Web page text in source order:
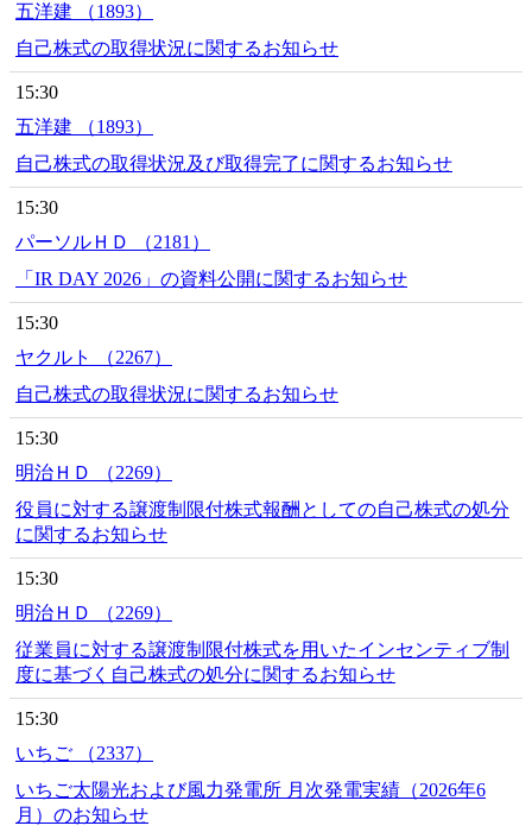
五洋建 （1893）
自己株式の取得状況に関するお知らせ
15:30
五洋建 （1893）
自己株式の取得状況及び取得完了に関するお知らせ
15:30
パーソルＨＤ （2181）
「IR DAY 2026」の資料公開に関するお知らせ
15:30
ヤクルト （2267）
自己株式の取得状況に関するお知らせ
15:30
明治ＨＤ （2269）
役員に対する譲渡制限付株式報酬としての自己株式の処分
に関するお知らせ
15:30
明治ＨＤ （2269）
従業員に対する譲渡制限付株式を用いたインセンティブ制
度に基づく自己株式の処分に関するお知らせ
15:30
いちご （2337）
いちご太陽光および風力発電所 月次発電実績（2026年6
月）のお知らせ